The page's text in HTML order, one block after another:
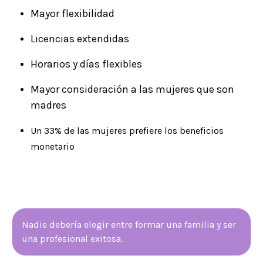
Mayor flexibilidad
Licencias extendidas
Horarios y días flexibles
Mayor consideración a las mujeres que son
madres
Un 33% de las mujeres prefiere los beneficios
monetario
Nadie debería elegir entre formar una familia y ser
una profesional exitosa.